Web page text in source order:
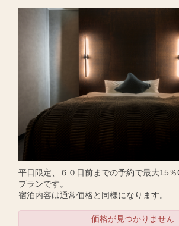
平日限定、６０日前までの予約で最大15
プランです。
宿泊内容は通常価格と同様になります。
価格が見つかりません